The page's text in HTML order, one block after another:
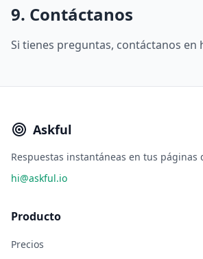
9. Contáctanos
Si tienes preguntas, contáctanos en
Askful
Respuestas instantáneas en tus páginas
hi@askful.io
Producto
Precios